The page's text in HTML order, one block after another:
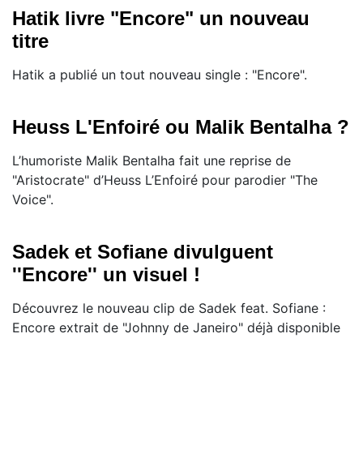
Hatik livre "Encore" un nouveau
titre
Hatik a publié un tout nouveau single : "Encore".
Heuss L'Enfoiré ou Malik Bentalha ?
L’humoriste Malik Bentalha fait une reprise de
"Aristocrate" d’Heuss L’Enfoiré pour parodier "The
Voice".
Sadek et Sofiane divulguent
''Encore'' un visuel !
Découvrez le nouveau clip de Sadek feat. Sofiane :
Encore extrait de "Johnny de Janeiro" déjà disponible